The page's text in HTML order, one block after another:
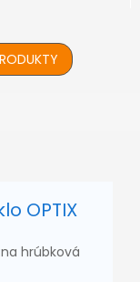
OPTIX
hrúbková